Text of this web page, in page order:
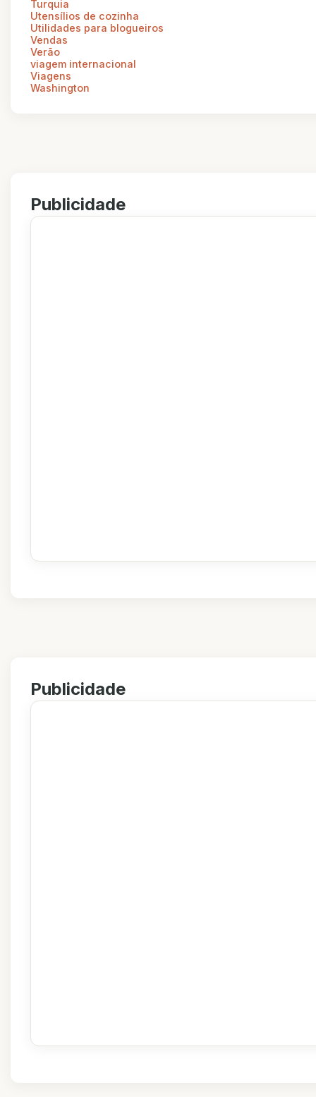
Turquia
Utensílios de cozinha
Utilidades para blogueiros
Vendas
Verão
viagem internacional
Viagens
Washington
Publicidade
Publicidade